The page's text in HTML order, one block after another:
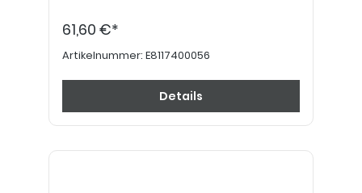
61,60 €*
Artikelnummer: E8117400056
Details